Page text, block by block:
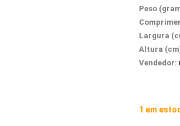
Peso
Largura
Altura
Vendedor:
1 em